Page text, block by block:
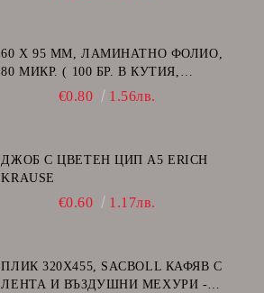
60 Х 95 ММ, ЛАМИНАТНО ФОЛИО,
80 МИКР. ( 100 БР. В КУТИЯ,
€0.80 1.56лв.
ДЖОБ С ЦВЕТЕН ЦИП A5 ERICH
KRAUSE
€0.60 1.17лв.
ПЛИК 320Х455, SACBOLL КАФЯВ С
ЛЕНТА И ВЪЗДУШНИ МЕХУРИ -